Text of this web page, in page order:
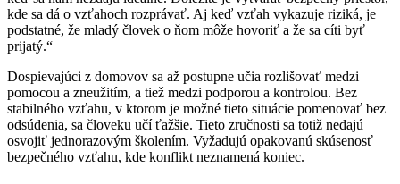
kde sa dá o vzťahoch rozprávať. Aj keď vzťah vykazuje riziká, je
podstatné, že mladý človek o ňom môže hovoriť a že sa cíti byť
prijatý.“
Dospievajúci z domovov sa až postupne učia rozlišovať medzi
pomocou a zneužitím, a tiež medzi podporou a kontrolou. Bez
stabilného vzťahu, v ktorom je možné tieto situácie pomenovať bez
odsúdenia, sa človeku učí ťažšie. Tieto zručnosti sa totiž nedajú
osvojiť jednorazovým školením. Vyžadujú opakovanú skúsenosť
bezpečného vzťahu, kde konflikt neznamená koniec.